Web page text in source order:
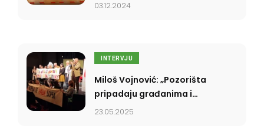
03.12.2024
INTERVJU
Miloš Vojnović: „Pozorišta
pripadaju građanima i
njihovim radnicima”
23.05.2025